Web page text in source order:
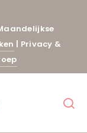
| Privacy &